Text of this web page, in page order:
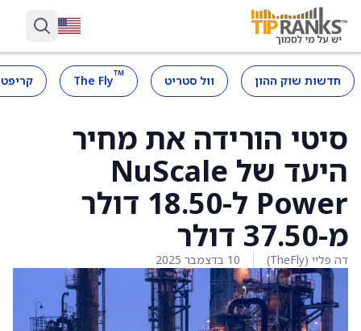
חדשות שוק ההון וול סטריט ™
The Fly
סיטי הורידה את מחיר
היעד של NuScale
Power ל-18.50 דולר
מ-37.50 דולר
דה פליי (TheFly) 10 בדצמבר 2025